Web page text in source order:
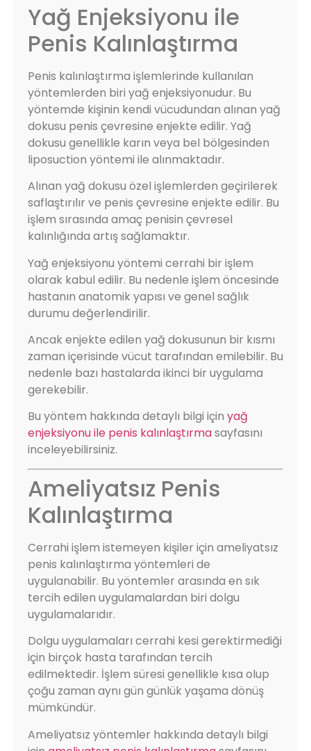
Yağ Enjeksiyonu ile
Penis Kalınlaştırma
Penis kalınlaştırma işlemlerinde kullanılan
yöntemlerden biri yağ enjeksiyonudur. Bu
yöntemde kişinin kendi vücudundan alınan yağ
dokusu penis çevresine enjekte edilir. Yağ
dokusu genellikle karın veya bel bölgesinden
liposuction yöntemi ile alınmaktadır.
Alınan yağ dokusu özel işlemlerden geçirilerek
saflaştırılır ve penis çevresine enjekte edilir. Bu
işlem sırasında amaç penisin çevresel
kalınlığında artış sağlamaktır.
Yağ enjeksiyonu yöntemi cerrahi bir işlem
olarak kabul edilir. Bu nedenle işlem öncesinde
hastanın anatomik yapısı ve genel sağlık
durumu değerlendirilir.
Ancak enjekte edilen yağ dokusunun bir kısmı
zaman içerisinde vücut tarafından emilebilir. Bu
nedenle bazı hastalarda ikinci bir uygulama
gerekebilir.
Bu yöntem hakkında detaylı bilgi için yağ
enjeksiyonu ile penis kalınlaştırmasayfasını
inceleyebilirsiniz.
Ameliyatsız Penis
Kalınlaştırma
Cerrahi işlem istemeyen kişiler için ameliyatsız
penis kalınlaştırma yöntemleri de
uygulanabilir. Bu yöntemler arasında en sık
tercih edilen uygulamalardan biri dolgu
uygulamalarıdır.
Dolgu uygulamaları cerrahi kesi gerektirmediği
için birçok hasta tarafından tercih
edilmektedir. İşlem süresi genellikle kısa olup
çoğu zaman aynı gün günlük yaşama dönüş
mümkündür.
Ameliyatsız yöntemler hakkında detaylı bilgi